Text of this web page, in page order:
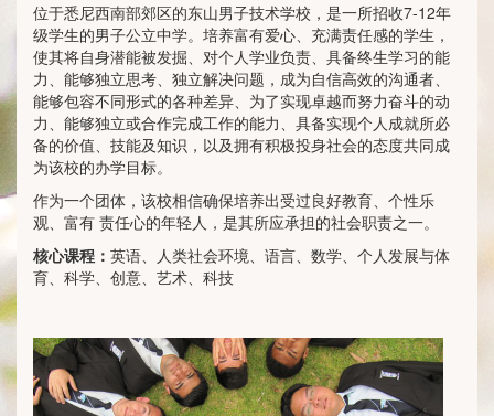
位于悉尼西南部郊区的东山男子技术学校，是一所招收7-12年
级学生的男子公立中学。培养富有爱心、充满责任感的学生，
使其将自身潜能被发掘、对个人学业负责、具备终生学习的能
力、能够独立思考、独立解决问题，成为自信高效的沟通者、
能够包容不同形式的各种差异、为了实现卓越而努力奋斗的动
力、能够独立或合作完成工作的能力、具备实现个人成就所必
备的价值、技能及知识，以及拥有积极投身社会的态度共同成
为该校的办学目标。
作为一个团体，该校相信确保培养出受过良好教育、个性乐
观、富有 责任心的年轻人，是其所应承担的社会职责之一。
核心课程： 英语、人类社会环境、语言、数学、个人发展与体
育、科学、创意、艺术、科技